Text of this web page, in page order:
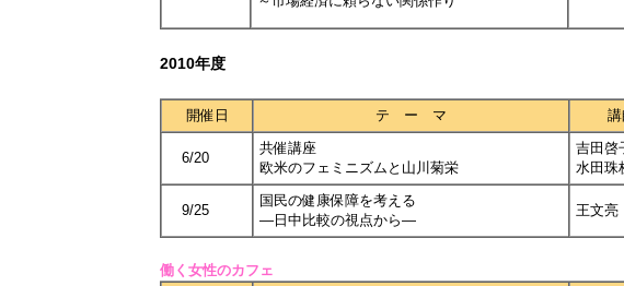
2010年度
開催日 テ ー マ
6/20
共催講座
欧米のフェミニズムと山川菊栄
吉田啓
水田珠
9/25
国民の健康保障を考える
―日中比較の視点から―
王文亮
働く女性のカフェ